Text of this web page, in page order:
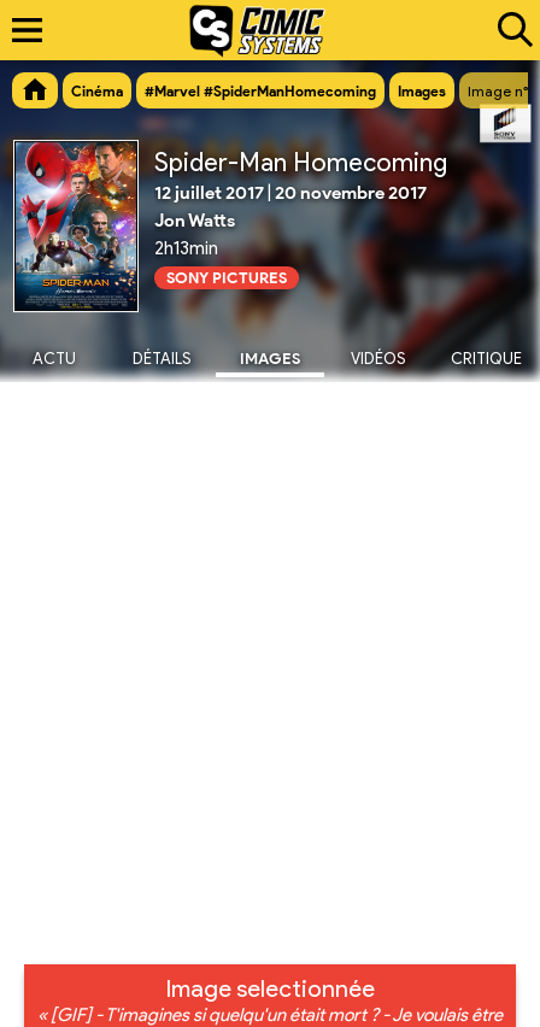
Cinéma #Marvel #SpiderManHomecoming Images Image
Spider-Man Homecoming
12 juillet 2017 20 novembre 2017
Jon Watts
2h13min
SONY PICTURES
ACTU DÉTAILS IMAGES VIDÉOS CRITIQUE
Image selectionnée
« [GIF] - T'imagines si quelqu'un était mort ? - Je voulais être